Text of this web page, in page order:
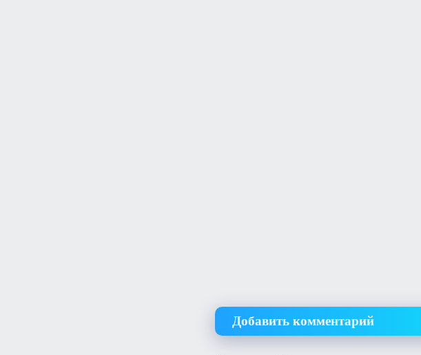
Добавить комментарий